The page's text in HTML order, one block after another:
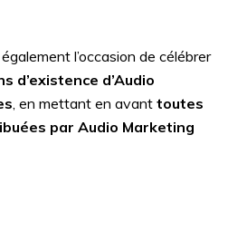
l’occasion de célébrer
d’existence d’Audio
, en mettant en avant toutes
par Audio Marketing